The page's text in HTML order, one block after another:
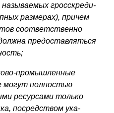
гросскреди­
размерах), причем
соответственно
предоставляться
промышленные
могут полностью
ре­сурсами только
посредством ука­